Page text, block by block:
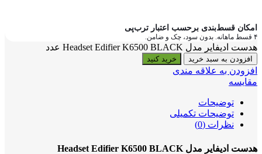
امکان قسط‌بندی برحسب اعتبار ترب‌پی
۴ قسط ماهانه. بدون سود، چک و ضامن.
هدست ادیفایر مدل Headset Edifier K6500 BLACK عدد
افزودن به سبد خرید خرید کنید
افزودن به علاقه مندی
مقایسه
توضیحات
توضیحات تکمیلی
نظرات (0)
هدست ادیفایر مدل Headset Edifier K6500 BLACK